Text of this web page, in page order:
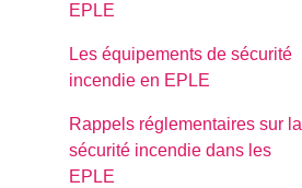
EPLE
Les équipements de sécurité
incendie en EPLE
Rappels réglementaires sur la
sécurité incendie dans les
EPLE